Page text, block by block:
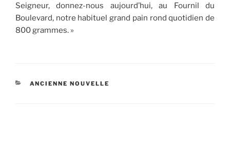
Seigneur, donnez-nous aujourd’hui, au Fournil du
Boulevard, notre habituel grand pain rond quotidien de
800 grammes. »
CATÉGORIES
ANCIENNE NOUVELLE